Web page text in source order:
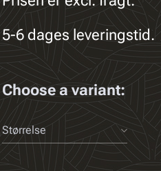
5-6 dages leveringstid.
Choose a variant:
Størrelse